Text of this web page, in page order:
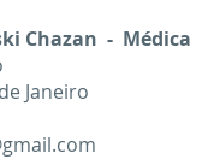
Chazan - Médica
Janeiro